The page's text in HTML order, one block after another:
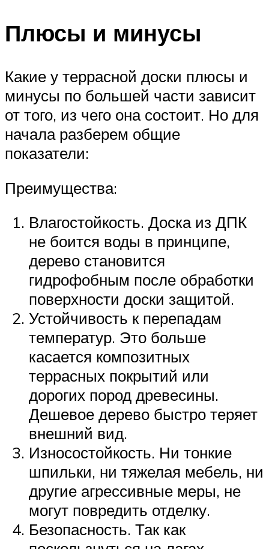
Плюсы и минусы
Какие у террасной доски плюсы и
минусы по большей части зависит
от того, из чего она состоит. Но для
начала разберем общие
показатели:
Преимущества:
Влагостойкость. Доска из ДПК
не боится воды в принципе,
дерево становится
гидрофобным после обработки
поверхности доски защитой.
Устойчивость к перепадам
температур. Это больше
касается композитных
террасных покрытий или
дорогих пород древесины.
Дешевое дерево быстро теряет
внешний вид.
Износостойкость. Ни тонкие
шпильки, ни тяжелая мебель, ни
другие агрессивные меры, не
могут повредить отделку.
Безопасность. Так как